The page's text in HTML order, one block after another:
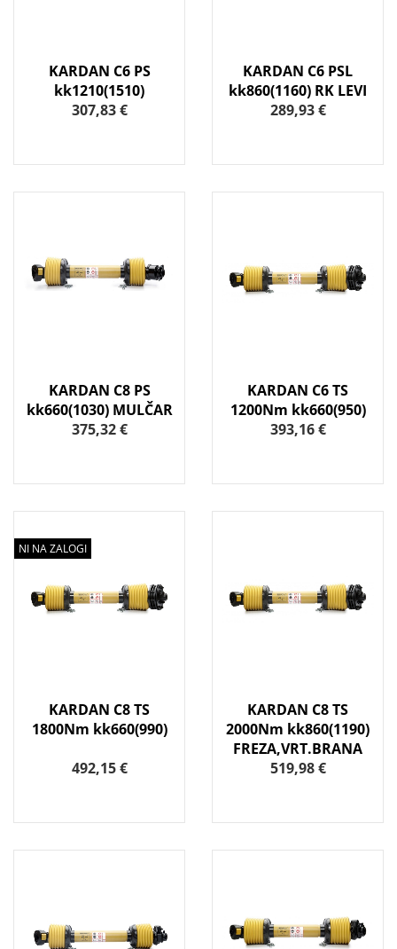
KARDAN C6 PS
kk1210(1510)
307,83 €
KARDAN C6 PSL
kk860(1160) RK LEVI
289,93 €
KARDAN C8 PS
kk660(1030) MULČAR
375,32 €
KARDAN C6 TS
1200Nm kk660(950)
393,16 €
NI NA ZALOGI
KARDAN C8 TS
1800Nm kk660(990)
492,15 €
KARDAN C8 TS
2000Nm kk860(1190)
FREZA,VRT.BRANA
519,98 €